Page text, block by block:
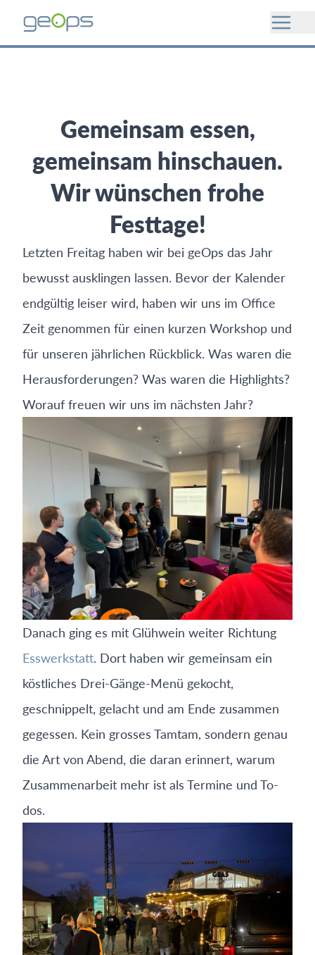
Gemeinsam essen,
gemeinsam hinschauen.
Wir wünschen frohe
Festtage!
Letzten Freitag haben wir bei geOps das Jahr
bewusst ausklingen lassen. Bevor der Kalender
endgültig leiser wird, haben wir uns im Office
Zeit genommen für einen kurzen Workshop und
für unseren jährlichen Rückblick. Was waren die
Herausforderungen? Was waren die Highlights?
Worauf freuen wir uns im nächsten Jahr?
Danach ging es mit Glühwein weiter Richtung
Esswerkstatt. Dort haben wir gemeinsam ein
köstliches Drei-Gänge-Menü gekocht,
geschnippelt, gelacht und am Ende zusammen
gegessen. Kein grosses Tamtam, sondern genau
die Art von Abend, die daran erinnert, warum
Zusammenarbeit mehr ist als Termine und To-
dos.